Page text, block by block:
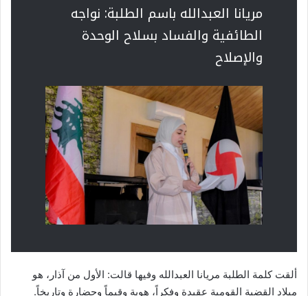
مريانا العبدالله باسم الطلبة: نواجه
الطائفية والفساد بسلاح الوحدة
والإصلاح
ألقت كلمة الطلبة مريانا العبدالله وفيها قالت: الأول من آذار، هو
ميلاد القضية القومية عقيدة وفكراً، هوية وقيماً وحضارة وتاريخاً.